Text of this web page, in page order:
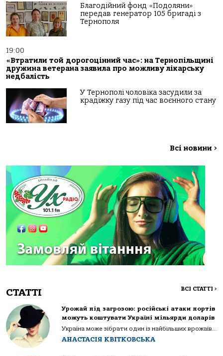
Благодійний фонд «Подоляни»
передав генератор 105 бригаді з
Тернополя
19:00
«Втратили той дорогоцінний час»: на Тернопільщині
дружина ветерана заявила про можливу лікарську
недбалість
У Тернополі чоловіка засудили за
крадіжку газу під час воєнного стану
Всі новини >
СТАТТІ ВСІ СТАТТІ >
Урожай під загрозою: російські атаки портів
можуть коштувати Україні мільярди доларів
Україна може зібрати один із найбільших врожаїв...
АНАСТАСІЯ КВІТКОВСЬКА